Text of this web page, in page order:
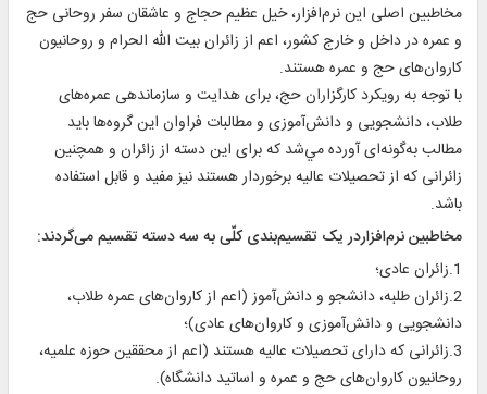
مخاطبين اصلی این نرم‌افزار، خيل عظيم حجاج و عاشقان سفر روحانى حج
و عمره در داخل و خارج كشور، اعم از زائران بيت الله الحرام و روحانيون
کاروان‌های حج و عمره هستند.
با توجه به رويکرد کارگزاران حج، برای هدایت و سازماندهی عمره‌های
طلاب، دانشجويی و دانش‌آموزی و مطالبات فراوان اين گروه‌ها بايد
مطالب به‌گونه‌ای آورده مي‌شد که برای اين دسته از زائران و همچنين
زائرانی که از تحصيلات عاليه برخوردار هستند نيز مفيد و قابل استفاده
باشد.
مخاطبين نرم‌افزاردر يک تقسيم‌بندی کلّی به سه دسته تقسيم می‌گردند:
1.زائران عادی؛
2.زائران طلبه، دانشجو و دانش‌آموز (اعم از کاروان‌های عمره طلاب،
دانشجويی و دانش‌آموزی و کاروان‌های عادی)؛
3.زائرانی که دارای تحصيلات عاليه هستند (اعم از محققين حوزه علميه،
روحانيون کاروان‌های حج و عمره و اساتيد دانشگاه).